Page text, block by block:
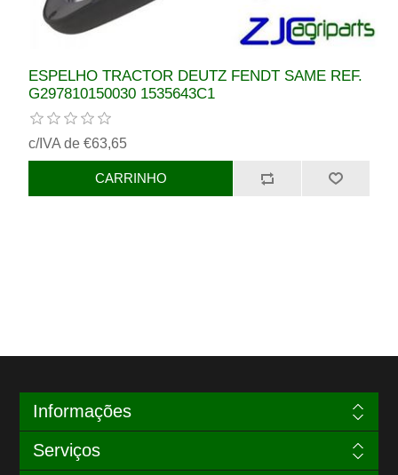
ESPELHO TRACTOR DEUTZ FENDT SAME REF.
G297810150030 1535643C1
c/IVA de €63,65
Informações
Serviços